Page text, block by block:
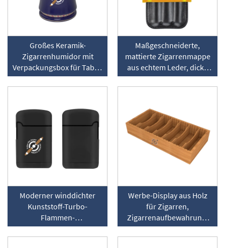
Großes Keramik-
Zigarrenhumidor mit
Verpackungsbox für Tabak
und Zigarren
Maßgeschneiderte,
mattierte Zigarrenmappe
aus echtem Leder, dicke
Fingerhülle, Reise-
Humidor-Box
Moderner winddichter
Kunststoff-Turbo-
Flammen-
Taschenanzünder für
Zigarren
Werbe-Display aus Holz
für Zigarren,
Zigarrenaufbewahrung,
Humidor